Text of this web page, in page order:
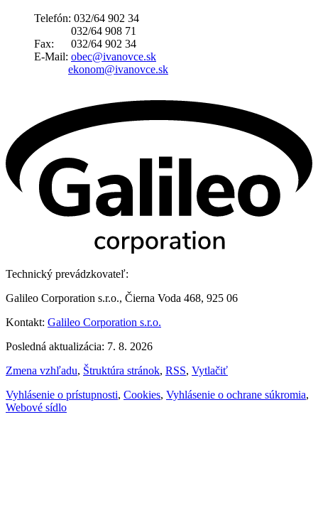
Telefón: 032/64 902 34
032/64 908 71
Fax: 032/64 902 34
E-Mail: obec@ivanovce.sk
ekonom@ivanovce.sk
Technický prevádzkovateľ:
Galileo Corporation s.r.o., Čierna Voda 468, 925 06
Kontakt: Galileo Corporation s.r.o.
Posledná aktualizácia: 7. 8. 2026
Zmena vzhľadu, Štruktúra stránok, RSS, Vytlačiť
Vyhlásenie o prístupnosti, Cookies, Vyhlásenie o ochrane súkromia,
Webové sídlo